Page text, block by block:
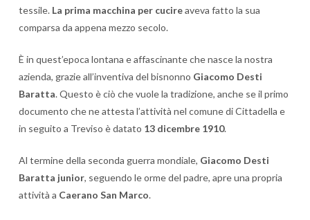
tessile. La prima macchina per cucireaveva fatto la sua
comparsa da appena mezzo secolo.
È in quest’epoca lontana e affascinante che nasce la nostra
azienda, grazie all’inventiva del bisnonno Giacomo Desti
Baratta. Questo è ciò che vuole la tradizione, anche se il primo
documento che ne attesta l’attività nel comune di Cittadella e
in seguito a Treviso è datato 13 dicembre 1910.
Al termine della seconda guerra mondiale, Giacomo Desti
Baratta junior, seguendo le orme del padre, apre una propria
attività a Caerano San Marco.